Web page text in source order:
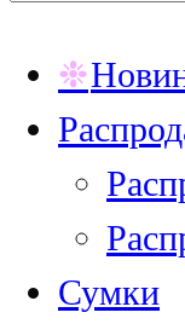
Сумки